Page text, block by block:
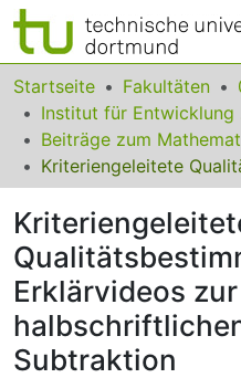
Bereiche & Sammlungen
Das gesamte
Statistiken
FAQ
Leitlinien
Zurück zur Startseite
Startseite Fakultäten
Erklärvideos zur
Subtraktion